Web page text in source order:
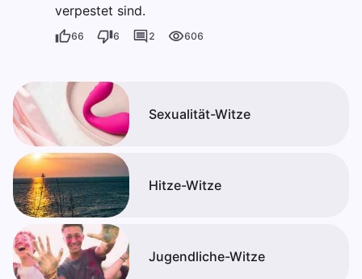
verpestet sind.
66 6 2 606
Sexualität-Witze
Hitze-Witze
Jugendliche-Witze